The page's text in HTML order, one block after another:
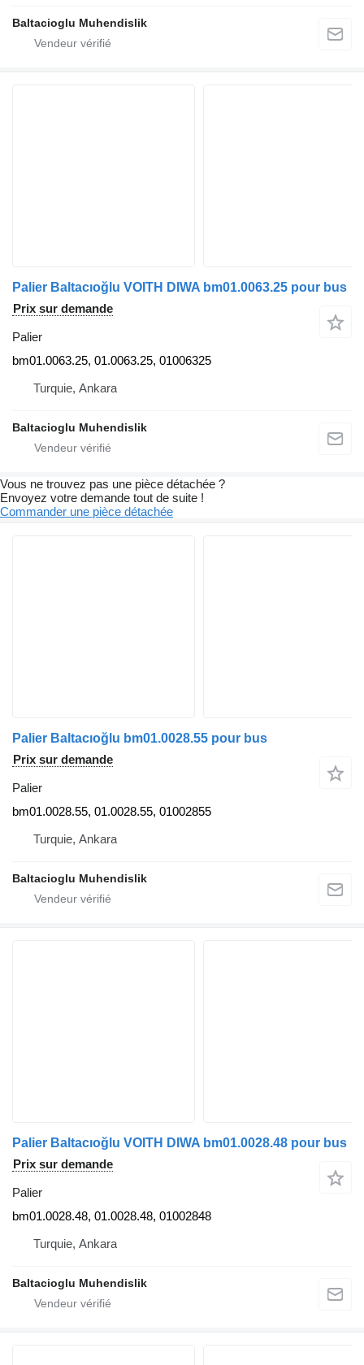
Baltacioglu Muhendislik
Palier Baltacıoğlu VOITH DIWA bm01.0063.25 pour bus
Prix sur demande
Palier
bm01.0063.25, 01.0063.25, 01006325
Turquie, Ankara
Baltacioglu Muhendislik
Vous ne trouvez pas une pièce détachée ?
Envoyez votre demande tout de suite !
Commander une pièce détachée
Palier Baltacıoğlu bm01.0028.55 pour bus
Prix sur demande
Palier
bm01.0028.55, 01.0028.55, 01002855
Turquie, Ankara
Baltacioglu Muhendislik
Palier Baltacıoğlu VOITH DIWA bm01.0028.48 pour bus
Prix sur demande
Palier
bm01.0028.48, 01.0028.48, 01002848
Turquie, Ankara
Baltacioglu Muhendislik